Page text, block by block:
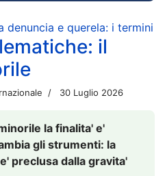
e querela: i termini
il
30 Luglio 2026
la finalita' e'
gli strumenti: la
preclusa dalla gravita'